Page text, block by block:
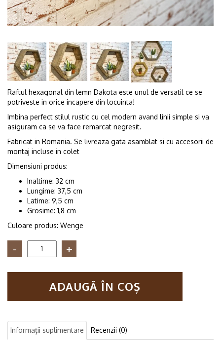
Raftul hexagonal din lemn Dakota este unul de versatil ce se
potriveste in orice incapere din locuinta!
Imbina perfect stilul rustic cu cel modern avand linii simple si va
asiguram ca se va face remarcat negresit.
Fabricat in Romania. Se livreaza gata asamblat si cu accesorii de
montaj incluse in colet
Dimensiuni produs:
Inaltime: 32 cm
Lungime: 37,5 cm
Latime: 9,5 cm
Grosime: 1,8 cm
Culoare produs: Wenge
Cantitate
perete
Dakota
wenge
ADAUGĂ ÎN COȘ
Informații suplimentare Recenzii (0)